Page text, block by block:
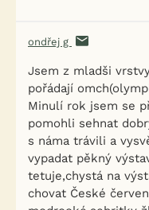
ondřej g
Jsem z mladši
pořádají
Minulí rok jsem se
pomohli sehnat
s náma trávili a
vypadat pěkný
tetuje,chystá na
chovat České